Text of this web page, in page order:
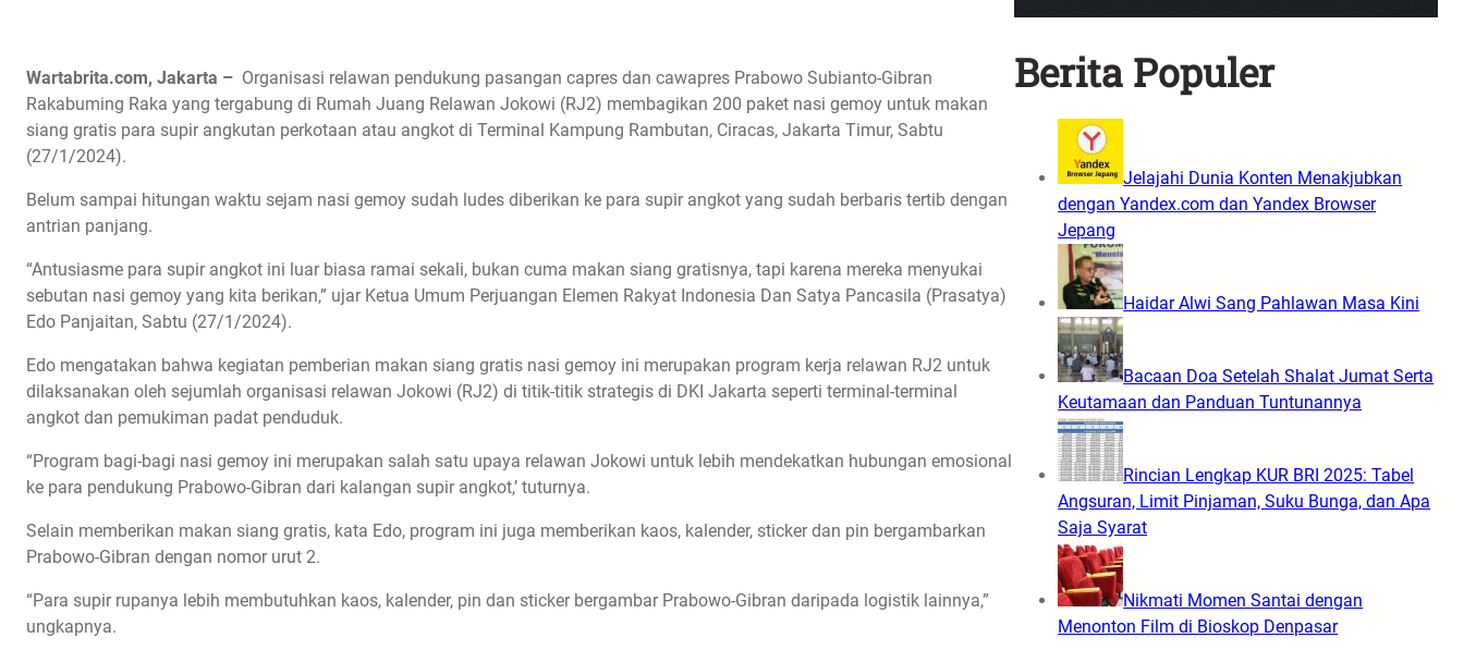
Wartabrita.com, Jakarta – Organisasi relawan pendukung pasangan capres dan cawapres Prabowo Subianto-Gibran
Rakabuming Raka yang tergabung di Rumah Juang Relawan Jokowi (RJ2) membagikan 200 paket nasi gemoy untuk makan
siang gratis para supir angkutan perkotaan atau angkot di Terminal Kampung Rambutan, Ciracas, Jakarta Timur, Sabtu
(27/1/2024).
Belum sampai hitungan waktu sejam nasi gemoy sudah ludes diberikan ke para supir angkot yang sudah berbaris tertib dengan
antrian panjang.
“Antusiasme para supir angkot ini luar biasa ramai sekali, bukan cuma makan siang gratisnya, tapi karena mereka menyukai
sebutan nasi gemoy yang kita berikan,” ujar Ketua Umum Perjuangan Elemen Rakyat Indonesia Dan Satya Pancasila (Prasatya)
Edo Panjaitan, Sabtu (27/1/2024).
Edo mengatakan bahwa kegiatan pemberian makan siang gratis nasi gemoy ini merupakan program kerja relawan RJ2 untuk
dilaksanakan oleh sejumlah organisasi relawan Jokowi (RJ2) di titik-titik strategis di DKI Jakarta seperti terminal-terminal
angkot dan pemukiman padat penduduk.
“Program bagi-bagi nasi gemoy ini merupakan salah satu upaya relawan Jokowi untuk lebih mendekatkan hubungan emosional
ke para pendukung Prabowo-Gibran dari kalangan supir angkot,’ tuturnya.
Selain memberikan makan siang gratis, kata Edo, program ini juga memberikan kaos, kalender, sticker dan pin bergambarkan
Prabowo-Gibran dengan nomor urut 2.
“Para supir rupanya lebih membutuhkan kaos, kalender, pin dan sticker bergambar Prabowo-Gibran daripada logistik lainnya,”
ungkapnya.
Berita Populer
Jelajahi Dunia Konten Menakjubkan
dengan Yandex.com dan Yandex Browser
Jepang
Haidar Alwi Sang Pahlawan Masa Kini
Bacaan Doa Setelah Shalat Jumat Serta
Keutamaan dan Panduan Tuntunannya
Rincian Lengkap KUR BRI 2025: Tabel
Angsuran, Limit Pinjaman, Suku Bunga, dan Apa
Saja Syarat
Nikmati Momen Santai dengan
Menonton Film di Bioskop Denpasar